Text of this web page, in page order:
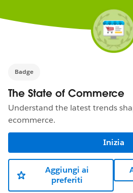
Badge
The State of Commerce
Understand the latest trends
ecommerce.
Inizia
Aggiungi ai
preferiti